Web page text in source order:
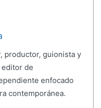
productor, guionista y
editor de
enfocado
contemporánea.